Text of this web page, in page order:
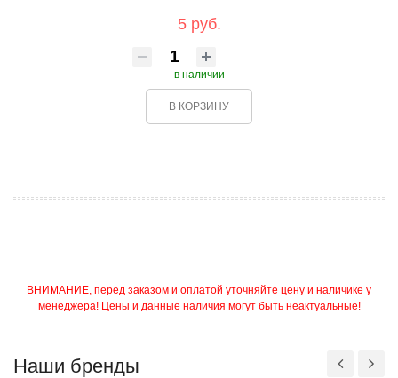
5 руб.
в наличии
В КОРЗИНУ
ВНИМАНИЕ, перед заказом и оплатой уточняйте цену и наличике у
менеджера! Цены и данные наличия могут быть неактуальные!
Наши бренды